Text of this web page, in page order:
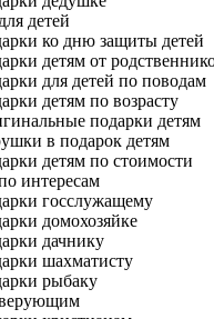
детей
ко дню защиты детей
детям от
для детей по поводам
детям по возрасту
подарки детям
в подарок детям
детям по стоимости
интересам
госслужащему
домохозяйке
дачнику
шахматисту
рыбаку